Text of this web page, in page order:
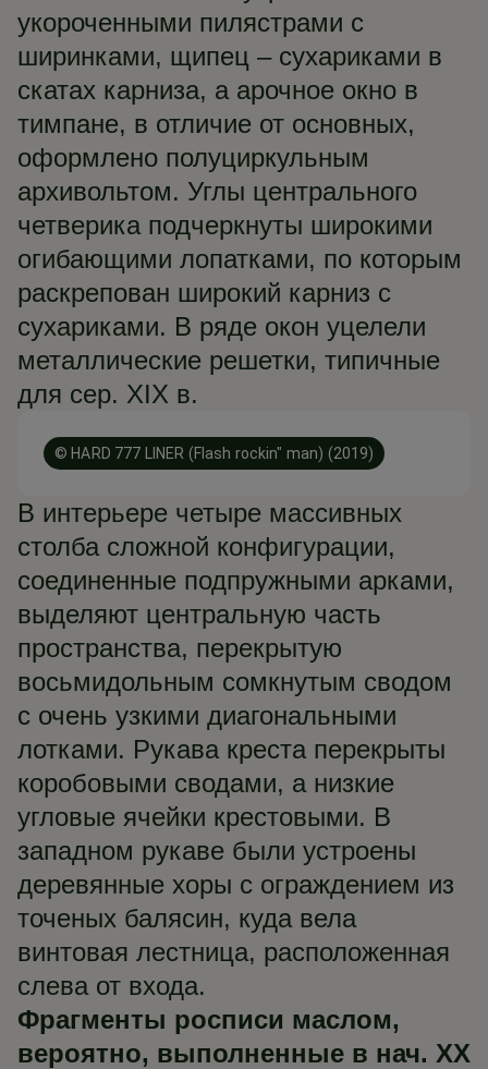
укороченными пилястрами с
ширинками, щипец – сухариками в
скатах карниза, а арочное окно в
тимпане, в отличие от основных,
оформлено полуциркульным
архивольтом. Углы центрального
четверика подчеркнуты широкими
огибающими лопатками, по которым
раскрепован широкий карниз с
сухариками. В ряде окон уцелели
металлические решетки, типичные
для сер. XIX в.
© HARD 777 LINER (Flash rockin" man) (2019)
В интерьере четыре массивных
столба сложной конфигурации,
соединенные подпружными арками,
выделяют центральную часть
пространства, перекрытую
восьмидольным сомкнутым сводом
с очень узкими диагональными
лотками. Рукава креста перекрыты
коробовыми сводами, а низкие
угловые ячейки крестовыми. В
западном рукаве были устроены
деревянные хоры с ограждением из
точеных балясин, куда вела
винтовая лестница, расположенная
слева от входа.
Фрагменты росписи маслом,
вероятно, выполненные в нач. ХХ